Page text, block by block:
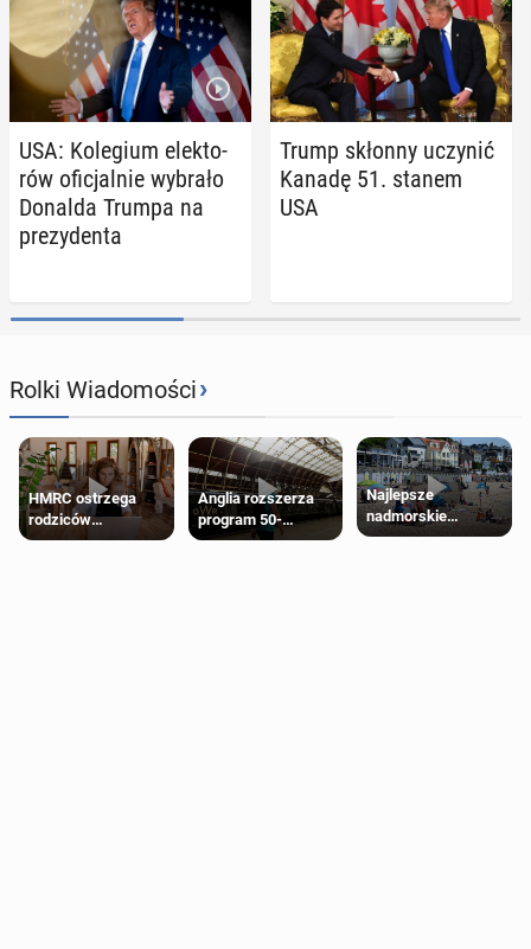
USA: Ko­le­gium elek­to­
rów ofi­cjal­nie wybrało
Donalda Trumpa na
pre­zy­den­ta
Trump skłonny uczynić
Kanadę 51. stanem
USA
Rolki Wiadomości›
HMRC ostrzega
rodziców
pobierających Child
Anglia rozszerza
program 50-
procentowych
Najlepsze
nadmorskie
miasteczko blisko